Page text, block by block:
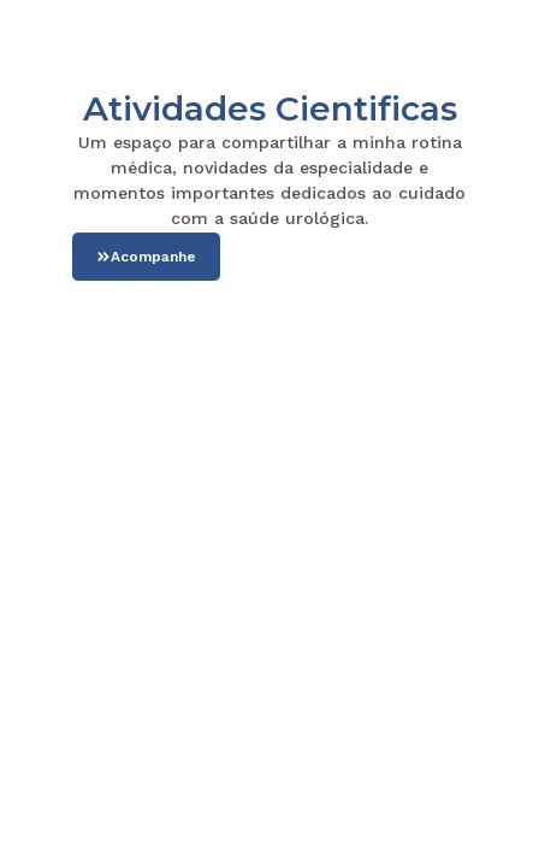
Atividades Cientificas
Um espaço para compartilhar a minha rotina
médica, novidades da especialidade e
momentos importantes dedicados ao cuidado
com a saúde urológica.
Acompanhe